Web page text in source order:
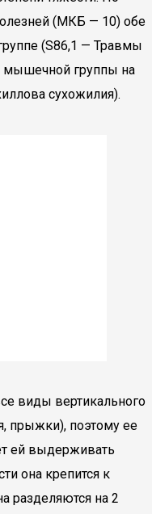
(МКБ — 10) обе
(S86,1 — Травмы
мышечной группы на
сухожилия).
виды вертикального
прыжки), поэтому ее
ей выдерживать
она крепится к
разделяются на 2